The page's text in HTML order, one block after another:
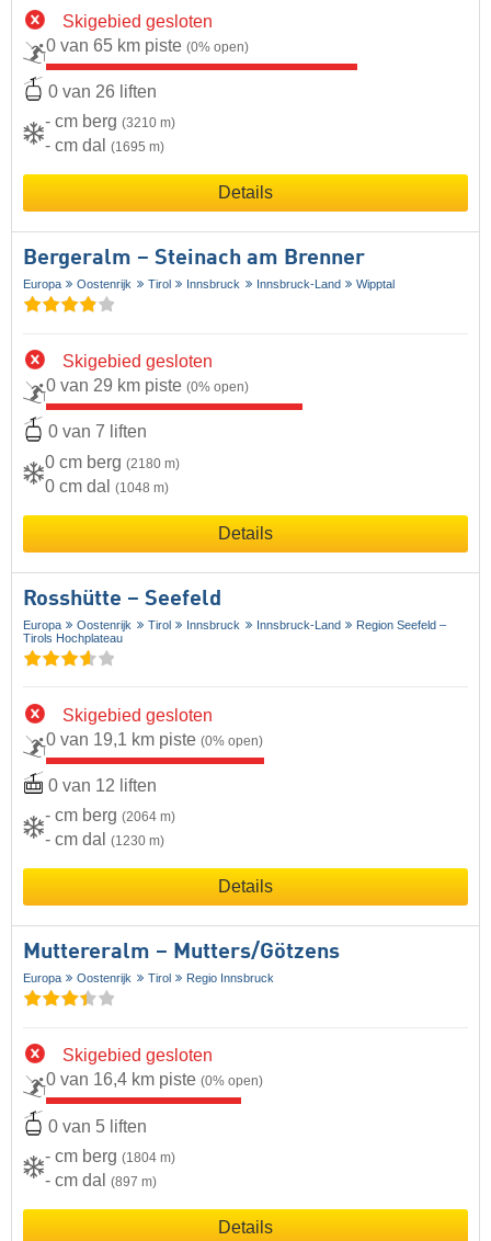
Skigebied gesloten
0 van 65 km piste (0% open)
0 van 26 liften
- cm berg (3210 m)
- cm dal (1695 m)
Details
Bergeralm – Steinach am Brenner
Europa Oostenrijk Tirol Innsbruck Innsbruck-Land Wipptal
Skigebied gesloten
0 van 29 km piste (0% open)
0 van 7 liften
0 cm berg (2180 m)
0 cm dal (1048 m)
Details
Rosshütte – Seefeld
Europa Oostenrijk Tirol Innsbruck Innsbruck-Land
Region Seefeld –
Tirols Hochplateau
Skigebied gesloten
0 van 19,1 km piste (0% open)
0 van 12 liften
- cm berg (2064 m)
- cm dal (1230 m)
Details
Muttereralm – Mutters/​Götzens
Europa Oostenrijk Tirol Regio Innsbruck
Skigebied gesloten
0 van 16,4 km piste (0% open)
0 van 5 liften
- cm berg (1804 m)
- cm dal (897 m)
Details